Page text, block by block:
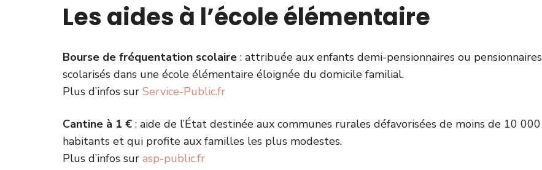
Les aides à l’école élémentaire
Bourse de fréquentation scolaire : attribuée aux enfants demi-pensionnaires ou pensionnaires
scolarisés dans une école élémentaire éloignée du domicile familial.
Plus d’infos sur Service-Public.fr
Cantine à 1 € : aide de l’État destinée aux communes rurales défavorisées de moins de 10 000
habitants et qui profite aux familles les plus modestes.
Plus d’infos sur asp-public.fr